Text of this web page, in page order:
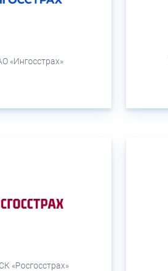
«Ингосстрах»
«Росгосстрах»